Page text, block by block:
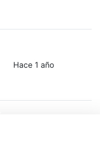
Hace 1 año